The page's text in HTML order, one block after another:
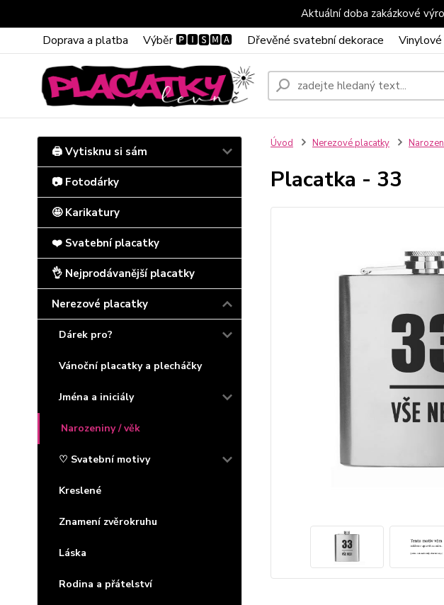
Aktuální doba zakázkové
Doprava a platba Výběr 🅿🅸🆂🅼🅰 Dřevěné svatební dekorace
🖨️ Vytisknu si sám
📷 Fotodárky
🤩 Karikatury
❤️ Svatební placatky
👌 Nejprodávanější placatky
Nerezové placatky
Dárek pro?
Vánoční placatky a plecháčky
Jména a iniciály
Narozeniny / věk
♡ Svatební motivy
Kreslené
Znamení zvěrokruhu
Láska
Rodina a přátelství
Úvod Nerezové placatky
Placatka - 33